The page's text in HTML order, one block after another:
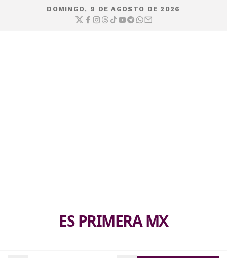
DOMINGO, 9 DE AGOSTO DE 2026
ES PRIMERA MX